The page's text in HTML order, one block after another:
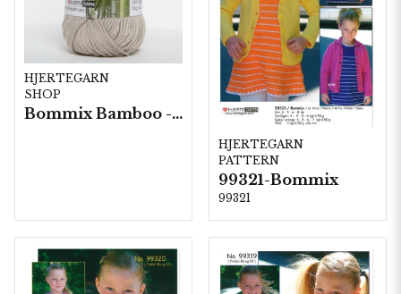
HJERTEGARN
SHOP
Bommix Bamboo -10 nystan/ fp. á 50 g.
HJERTEGARN
PATTERN
99321-Bommix
99321